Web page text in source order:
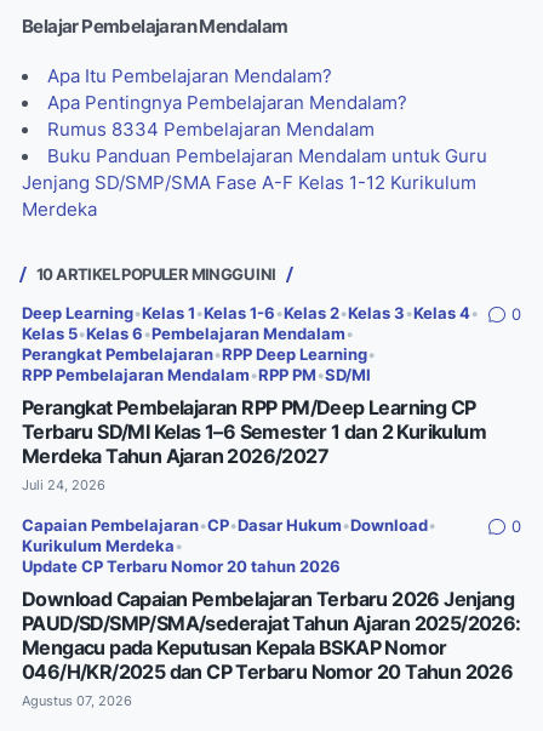
Belajar Pembelajaran Mendalam
Apa Itu Pembelajaran Mendalam?
Apa Pentingnya Pembelajaran Mendalam?
Rumus 8334 Pembelajaran Mendalam
Buku Panduan Pembelajaran Mendalam untuk Guru
Jenjang SD/SMP/SMA Fase A-F Kelas 1-12 Kurikulum
Merdeka
10 ARTIKEL POPULER MINGGU INI
Deep Learning•Kelas 1 •Kelas 1-6 •Kelas 2•Kelas 3 •Kelas 4•
Kelas 5•Kelas 6 •Pembelajaran Mendalam •
Perangkat Pembelajaran•RPP Deep Learning•
RPP Pembelajaran Mendalam •RPP PM •SD/MI
0
Perangkat Pembelajaran RPP PM/Deep Learning CP
Terbaru SD/MI Kelas 1–6 Semester 1 dan 2 Kurikulum
Merdeka Tahun Ajaran 2026/2027
Juli 24, 2026
Capaian Pembelajaran•CP•Dasar Hukum •Download•
Kurikulum Merdeka •
Update CP Terbaru Nomor 20 tahun 2026
0
Download Capaian Pembelajaran Terbaru 2026 Jenjang
PAUD/SD/SMP/SMA/sederajat Tahun Ajaran 2025/2026:
Mengacu pada Keputusan Kepala BSKAP Nomor
046/H/KR/2025 dan CP Terbaru Nomor 20 Tahun 2026
Agustus 07, 2026